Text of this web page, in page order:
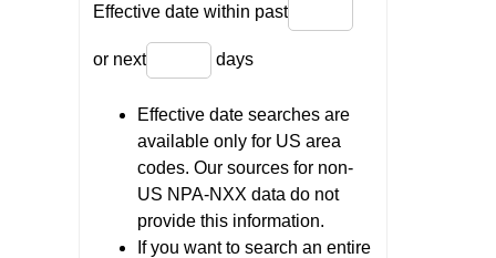
Effective date within past
or next days
Effective date searches are
available only for US area
codes. Our sources for non-
US NPA-NXX data do not
provide this information.
If you want to search an entire